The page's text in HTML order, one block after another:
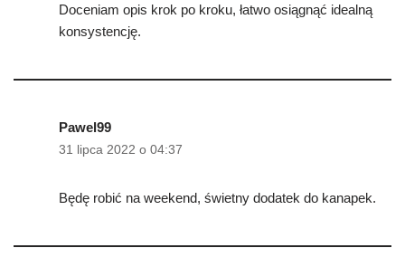
Doceniam opis krok po kroku, łatwo osiągnąć idealną
konsystencję.
Pawel99
31 lipca 2022 o 04:37
Będę robić na weekend, świetny dodatek do kanapek.